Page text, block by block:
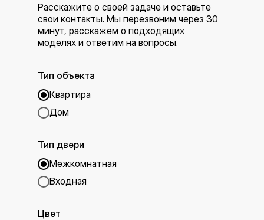
Тип объекта
Квартира
Дом
Тип двери
Межкомнатная
Входная
Цвет
Расскажите о своей задаче и оставьте
свои контакты. Мы перезвоним через 30
минут, расскажем о подходящих
моделях и ответим на вопросы.